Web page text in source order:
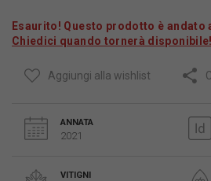
Esaurito! Questo prodotto è andato
Chiedici quando tornerà disponibile!
Aggiungi alla wishlist
ANNATA
2021
VITIGNI